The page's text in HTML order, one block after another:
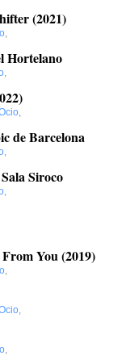
(2021)
,
Hortelano
,
,
de Barcelona
,
Siroco
,
You (2019)
,
,
,